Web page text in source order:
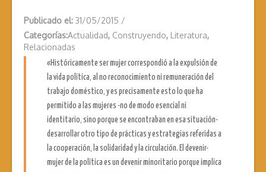
Publicado el: 31/05/2015 /
Categorías:Actualidad, Construyendo, Literatura,
Relacionadas
«Históricamente ser mujer correspondió a la expulsión de
la vida política, al no reconocimiento ni remuneración del
trabajo doméstico, y es precisamente esto lo que ha
permitido a las mujeres -no de modo esencial ni
identitario, sino porque se encontraban en esa situación-
desarrollar otro tipo de prácticas y estrategias referidas a
la cooperación, la solidaridad y la circulación. El devenir-
mujer de la política es un devenir minoritario porque implica